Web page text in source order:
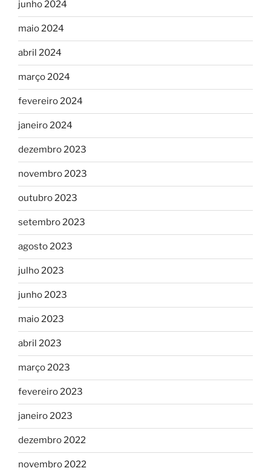
junho 2024
maio 2024
abril 2024
março 2024
fevereiro 2024
janeiro 2024
dezembro 2023
novembro 2023
outubro 2023
setembro 2023
agosto 2023
julho 2023
junho 2023
maio 2023
abril 2023
março 2023
fevereiro 2023
janeiro 2023
dezembro 2022
novembro 2022